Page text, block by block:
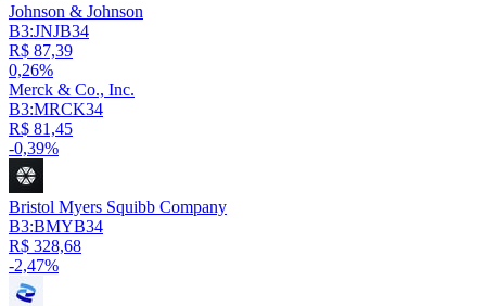
Johnson & Johnson
B3:JNJB34
R$ 87,39
0,26%
Merck & Co., Inc.
B3:MRCK34
R$ 81,45
-0,39%
Bristol Myers Squibb Company
B3:BMYB34
R$ 328,68
-2,47%